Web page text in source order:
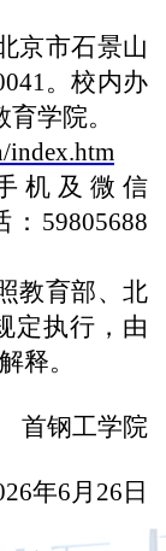
京市石景山
。校内办
育学院。
index.htm
机及微信
：59805688
教育部、北
定执行，由
释。
首钢工学院
6年6月 26 日